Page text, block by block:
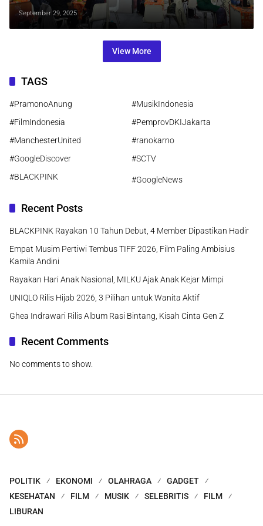
Bergengsi
September 29, 2025
View More
TAGS
#PramonoAnung
#MusikIndonesia
#FilmIndonesia
#PemprovDKIJakarta
#ManchesterUnited
#ranokarno
#GoogleDiscover
#SCTV
#BLACKPINK
#GoogleNews
Recent Posts
BLACKPINK Rayakan 10 Tahun Debut, 4 Member Dipastikan Hadir
Empat Musim Pertiwi Tembus TIFF 2026, Film Paling Ambisius
Kamila Andini
Rayakan Hari Anak Nasional, MILKU Ajak Anak Kejar Mimpi
UNIQLO Rilis Hijab 2026, 3 Pilihan untuk Wanita Aktif
Ghea Indrawari Rilis Album Rasi Bintang, Kisah Cinta Gen Z
Recent Comments
No comments to show.
POLITIK EKONOMI OLAHRAGA
GADGET
KESEHATAN
FILM MUSIK SELEBRITIS
FILM
LIBURAN